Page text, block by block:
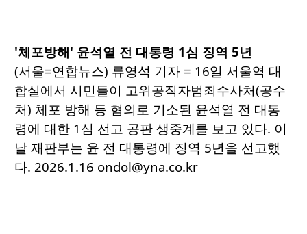
'체포방해' 윤석열 전 대통령 1심 징역 5년
(서울=연합뉴스) 류영석 기자 = 16일 서울역 대
합실에서 시민들이 고위공직자범죄수사처(공수
처) 체포 방해 등 혐의로 기소된 윤석열 전 대통
령에 대한 1심 선고 공판 생중계를 보고 있다. 이
날 재판부는 윤 전 대통령에 징역 5년을 선고했
다. 2026.1.16 ondol@yna.co.kr